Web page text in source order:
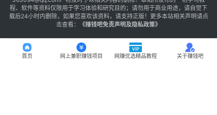
程、软件等资料仅限用于学习体验和研究目的；请勿用于商业用途，请自觉下
载后24小时内删除，如果您喜欢该资料，请支持正版！更多本站相关声明请点
击查看：
《赚钱吧免责声明及隐私政策》
首页 网上兼职赚钱项目 网赚优选精品教程 关于赚钱吧